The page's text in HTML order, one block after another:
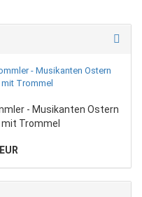
- Musikanten Ostern
mit Trommel